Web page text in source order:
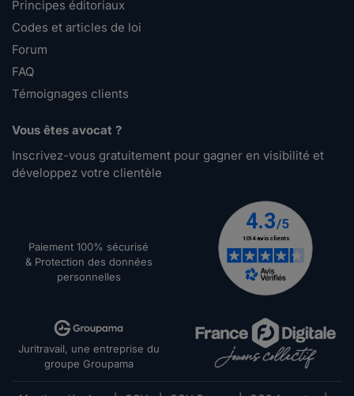
Principes éditoriaux
Codes et articles de loi
Forum
FAQ
Témoignages clients
Vous êtes avocat ?
Inscrivez-vous gratuitement pour gagner en visibilité et
développez votre clientèle
Paiement 100% sécurisé
& Protection des données
personnelles
Juritravail, une entreprise du
groupe Groupama